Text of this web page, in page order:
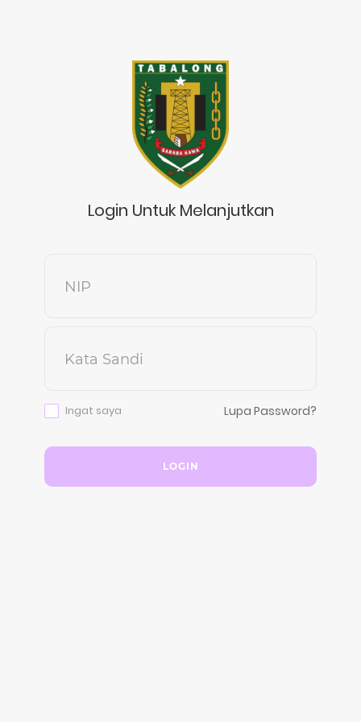
Login Untuk Melanjutkan
NIP
Kata Sandi
Ingat saya Lupa Password?
LOGIN